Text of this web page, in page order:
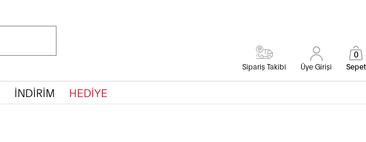
Sipariş Takibi Üye Girişi Sepet
0
İNDİRİM HEDİYE